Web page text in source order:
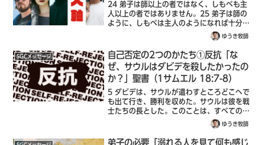
24 弟子は師以上の者ではなく、しもべも主
人以上の者ではありません。25 弟子は師の
ように、しもべは主人のようになれば十分で
す。家の主人がベルゼブルと呼ばれるくらい
なら、ましてその家の者たちは、どれほどひ
どい呼び方をされるでしょうか。26 ...
ゆうき牧師
SGCメッセージ
自己否定の2つのかたち①反抗「な
ぜ、サウルはダビデを殺したかったの
か？」聖書（1サムエル 18:7-8）
5 ダビデは、サウルが遣わすところどこへで
も出て行き、勝利を収めた。サウルは彼を戦
士たちの長とした。このことは、すべての兵
たちにも、サウルの家来たちにも喜ばれた。
6 皆が戻り、ダビデがあのペリシテ人を討ち
取って帰って来たとき、女たちは、イス...
ゆうき牧師
弟子の必要「溺れる人を見て何も感じ